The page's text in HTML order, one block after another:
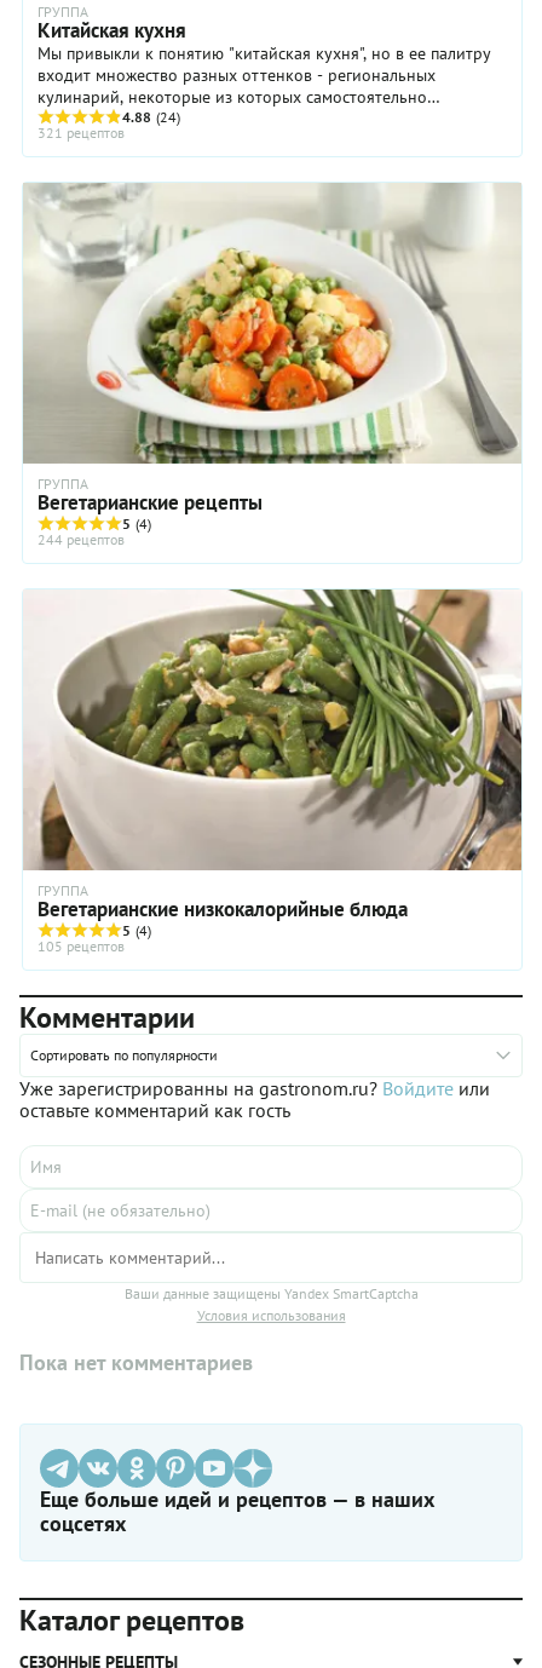
ГРУППА
Китайская кухня
Мы привыкли к понятию "китайская кухня", но в ее палитру
входит множество разных оттенков - региональных
кулинарий, некоторые из которых самостоятельно
приобрели всемирную известность.
4.88 (24)
321 рецептов
ГРУППА
Вегетарианские рецепты
5 (4)
244 рецептов
ГРУППА
Вегетарианские низкокалорийные блюда
5 (4)
105 рецептов
Комментарии
Сортировать по популярности
Уже зарегистрированны на gastronom.ru? Войдите или
оставьте комментарий как гость
Ваши данные защищены Yandex SmartCaptcha
Условия использования
Пока нет комментариев
Еще больше идей и рецептов — в наших
соцсетях
Каталог рецептов
СЕЗОННЫЕ РЕЦЕПТЫ